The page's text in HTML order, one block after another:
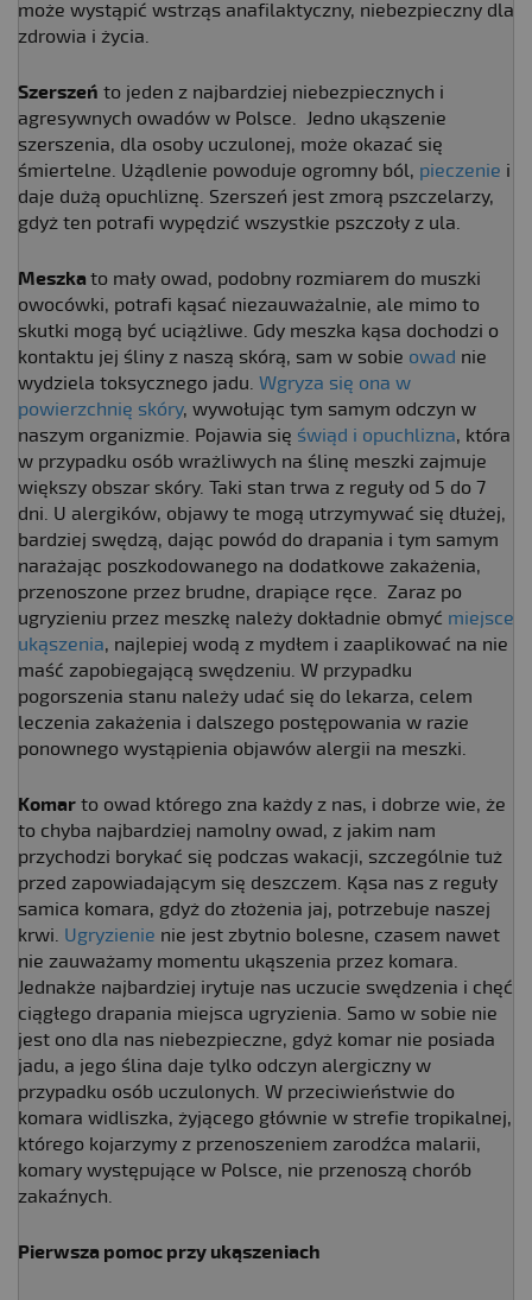
może wystąpić wstrząs anafilaktyczny, niebezpieczny dla
zdrowia i życia.
Szerszeń to jeden z najbardziej niebezpiecznych i
agresywnych owadów w Polsce. Jedno ukąszenie
szerszenia, dla osoby uczulonej, może okazać się
śmiertelne. Użądlenie powoduje ogromny ból, pieczenie i
daje dużą opuchliznę. Szerszeń jest zmorą pszczelarzy,
gdyż ten potrafi wypędzić wszystkie pszczoły z ula.
Meszka to mały owad, podobny rozmiarem do muszki
owocówki, potrafi kąsać niezauważalnie, ale mimo to
skutki mogą być uciążliwe. Gdy meszka kąsa dochodzi o
kontaktu jej śliny z naszą skórą, sam w sobie owad nie
wydziela toksycznego jadu. Wgryza się ona w
powierzchnię skóry, wywołując tym samym odczyn w
naszym organizmie. Pojawia się świąd i opuchlizna, która
w przypadku osób wrażliwych na ślinę meszki zajmuje
większy obszar skóry. Taki stan trwa z reguły od 5 do 7
dni. U alergików, objawy te mogą utrzymywać się dłużej,
bardziej swędzą, dając powód do drapania i tym samym
narażając poszkodowanego na dodatkowe zakażenia,
przenoszone przez brudne, drapiące ręce. Zaraz po
ugryzieniu przez meszkę należy dokładnie obmyć miejsce
ukąszenia, najlepiej wodą z mydłem i zaaplikować na nie
maść zapobiegającą swędzeniu. W przypadku
pogorszenia stanu należy udać się do lekarza, celem
leczenia zakażenia i dalszego postępowania w razie
ponownego wystąpienia objawów alergii na meszki.
Komar to owad którego zna każdy z nas, i dobrze wie, że
to chyba najbardziej namolny owad, z jakim nam
przychodzi borykać się podczas wakacji, szczególnie tuż
przed zapowiadającym się deszczem. Kąsa nas z reguły
samica komara, gdyż do złożenia jaj, potrzebuje naszej
krwi. Ugryzienie nie jest zbytnio bolesne, czasem nawet
nie zauważamy momentu ukąszenia przez komara.
Jednakże najbardziej irytuje nas uczucie swędzenia i chęć
ciągłego drapania miejsca ugryzienia. Samo w sobie nie
jest ono dla nas niebezpieczne, gdyż komar nie posiada
jadu, a jego ślina daje tylko odczyn alergiczny w
przypadku osób uczulonych. W przeciwieństwie do
komara widliszka, żyjącego głównie w strefie tropikalnej,
którego kojarzymy z przenoszeniem zarodźca malarii,
komary występujące w Polsce, nie przenoszą chorób
zakaźnych.
Pierwsza pomoc przy ukąszeniach